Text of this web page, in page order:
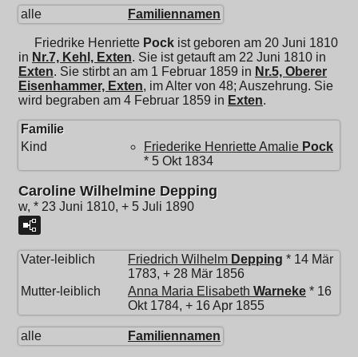
alle Familiennamen
Friedrike Henriette Pock ist geboren am 20 Juni 1810
in Nr.7, Kehl, Exten. Sie ist getauft am 22 Juni 1810 in
Exten. Sie stirbt an am 1 Februar 1859 in Nr.5, Oberer
Eisenhammer, Exten, im Alter von 48; Auszehrung. Sie
wird begraben am 4 Februar 1859 in Exten.
Familie
Kind
Friederike Henriette Amalie Pock
* 5 Okt 1834
Caroline Wilhelmine Depping
w, * 23 Juni 1810, + 5 Juli 1890
Vater-leiblich Friedrich Wilhelm Depping * 14 Mär
1783, + 28 Mär 1856
Mutter-leiblich
Anna Maria Elisabeth Warneke * 16
Okt 1784, + 16 Apr 1855
alle Familiennamen